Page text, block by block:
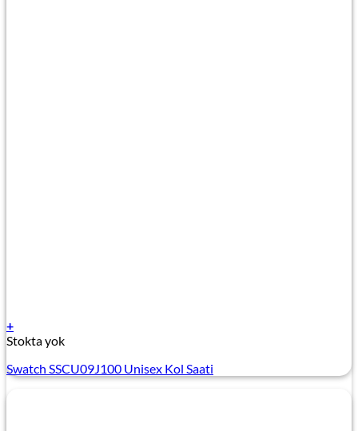
+
Stokta yok
Swatch SSCU09J100 Unisex Kol Saati